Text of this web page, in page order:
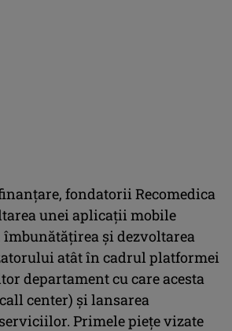
fondatorii Recomedica
unei aplicații mobile
îmbunătățirea și dezvoltarea
atât în cadrul platformei
departament cu care acesta
center) și lansarea
Primele piețe vizate